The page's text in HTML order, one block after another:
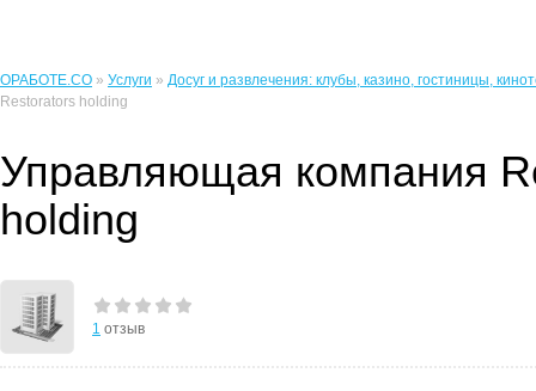
ОРАБОТЕ.CO » Услуги » Досуг и развлечения: клубы, казино, гостиницы,
Restorators holding
Управляющая компания
holding
1 отзыв